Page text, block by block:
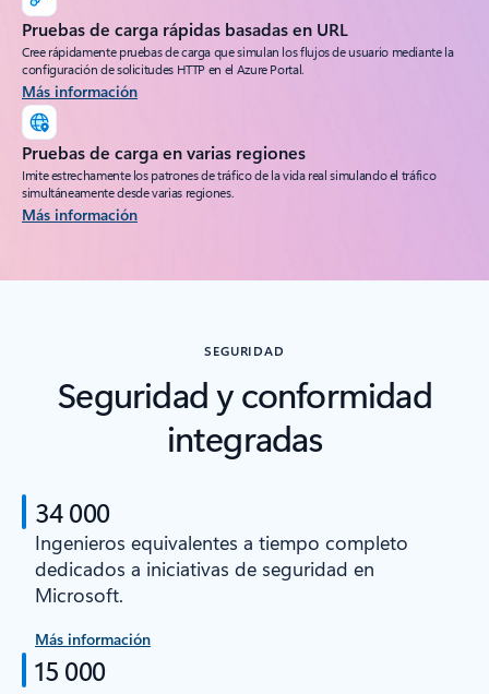
Pruebas de carga rápidas basadas en URL
Cree rápidamente pruebas de carga que simulan los flujos de usuario mediante la
configuración de solicitudes HTTP en el Azure Portal.
Más información
Pruebas de carga en varias regiones
Imite estrechamente los patrones de tráfico de la vida real simulando el tráfico
simultáneamente desde varias regiones.
Más información
SEGURIDAD
Seguridad y conformidad
integradas
34 000
Ingenieros equivalentes a tiempo completo
dedicados a iniciativas de seguridad en
Microsoft.
Más información
15 000